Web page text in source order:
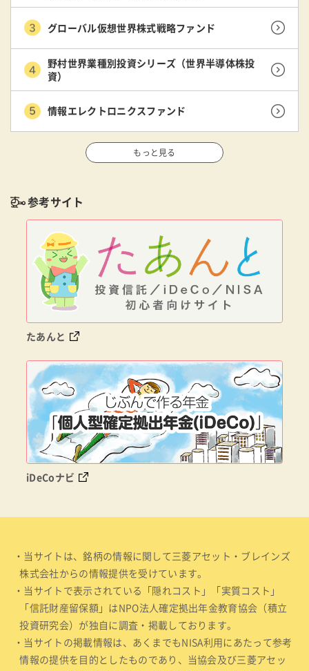
グローバル仮想世界株式戦略ファンド
野村世界業種別投資シリーズ（世界半導体株投
資）
情報エレクトロニクスファンド
もっと見る
参考サイト
たあんと
iDeCoナビ
・当サイトは、銘柄の情報に関して三菱アセット・ブレインズ
株式会社からの情報提供を受けています。
・当サイトで表示されている「隠れコスト」「実質コスト」
「信託財産留保額」はNPO法人確定拠出年金教育協会（積立
投資研究会）が独自に調査・掲載しております。
・当サイトの掲載情報は、あくまでもNISA利用にあたって参考
情報の提供を目的としたものであり、当協会及び三菱アセッ